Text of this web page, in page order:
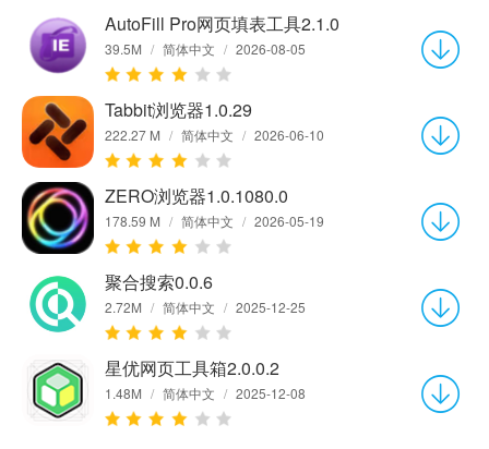
AutoFill Pro网页填表工具2.1.0
39.5M / 简体中文 / 2026-08-05
Tabbit浏览器1.0.29
222.27 M / 简体中文 / 2026-06-10
ZERO浏览器1.0.1080.0
178.59 M / 简体中文 / 2026-05-19
聚合搜索0.0.6
2.72M / 简体中文 / 2025-12-25
星优网页工具箱2.0.0.2
1.48M / 简体中文 / 2025-12-08